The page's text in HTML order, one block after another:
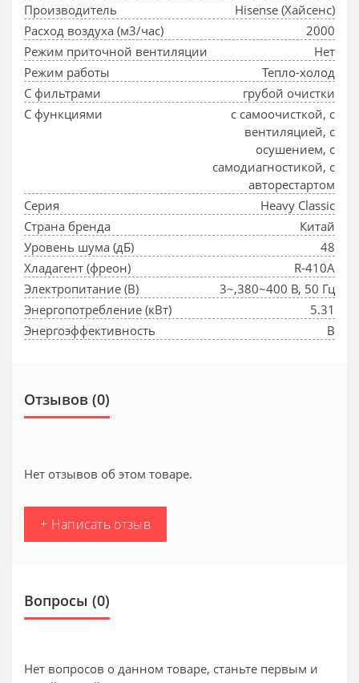
Производитель
Hisense (Хайсенс)
Расход воздуха (м3/час)
2000
Режим приточной вентиляции
Нет
Режим работы
Тепло-холод
С фильтрами
грубой очистки
С функциями
с самоочисткой, с
вентиляцией, с
осушением, с
самодиагностикой, с
авторестартом
Серия
Heavy Classic
Страна бренда
Китай
Уровень шума (дБ)
48
Хладагент (фреон)
R-410A
Электропитание (В)
3~,380~400 В, 50 Гц
Энергопотребление (кВт)
5.31
Энергоэффективность
B
Отзывов (0)
Нет отзывов об этом товаре.
+ Написать отзыв
Вопросы (0)
Нет вопросов о данном товаре, станьте первым и